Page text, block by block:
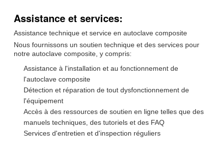
Assistance et services:
Assistance technique et service en autoclave composite
Nous fournissons un soutien technique et des services pour
notre autoclave composite, y compris:
Assistance à l'installation et au fonctionnement de
l'autoclave composite
Détection et réparation de tout dysfonctionnement de
l'équipement
Accès à des ressources de soutien en ligne telles que des
manuels techniques, des tutoriels et des FAQ
Services d'entretien et d'inspection réguliers